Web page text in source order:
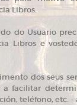
Libros.
do Usuario
Libros e
dos seus
a facilitar
teléfono, etc. -